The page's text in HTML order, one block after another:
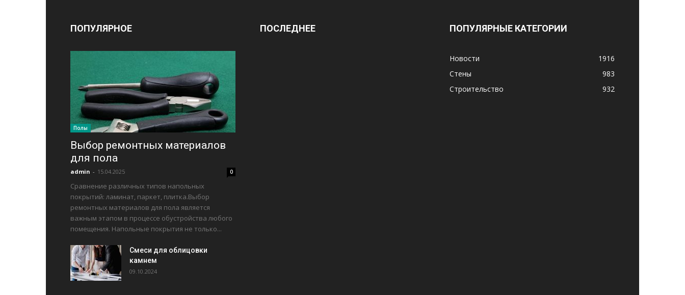
ПОПУЛЯРНОЕ
Полы
Выбор ремонтных материалов
для пола
admin - 15.04.2025 0
Сравнение различных типов напольных
покрытий: ламинат, паркет, плитка.Выбор
ремонтных материалов для пола является
важным этапом в процессе обустройства любого
помещения. Напольные покрытия не только...
Смеси для облицовки
камнем
09.10.2024
ПОСЛЕДНЕЕ ПОПУЛЯРНЫЕ КАТЕГОРИИ
Новости
1916
Стены
983
Строительство
932